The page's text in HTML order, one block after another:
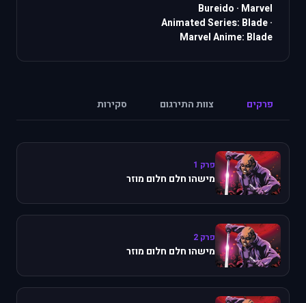
Bureido · Marvel
Animated Series: Blade·
Marvel Anime: Blade
פרקים צוות התירגום סקירות
פרק 1
מישהו חלם חלום מוזר
פרק 2
מישהו חלם חלום מוזר